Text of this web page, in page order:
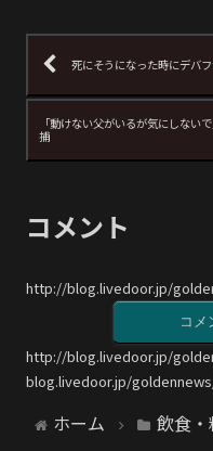
死にそうになった時にデバ
「動けない父がいるが気にしない
捕
コメント
http://blog.livedoor.jp/
コメ
http://blog.livedoor.jp/
blog.livedoor.jp/
ホーム 飲食